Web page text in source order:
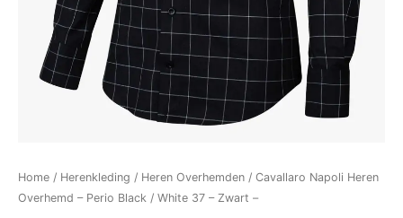
Home / Herenkleding / Heren Overhemden / Cavallaro Napoli Heren
Overhemd – Perio Black / White 37 – Zwart –